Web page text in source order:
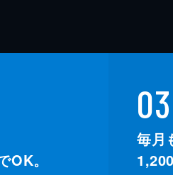
OK。
03
毎月
1,200